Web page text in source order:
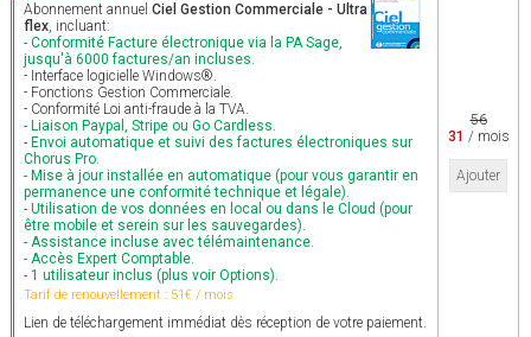
Abonnement annuel Ciel Gestion Commerciale - Ultra
flex, incluant:
- Conformité Facture électronique via la PA Sage,
jusqu'à 6000 factures/an incluses.
- Interface logicielle Windows®.
- Fonctions Gestion Commerciale.
- Conformité Loi anti-fraude à la TVA.
- Liaison Paypal, Stripe ou Go Cardless.
- Envoi automatique et suivi des factures électroniques sur
Chorus Pro.
- Mise à jour installée en automatique (pour vous garantir en
permanence une conformité technique et légale).
- Utilisation de vos données en local ou dans le Cloud (pour
être mobile et serein sur les sauvegardes).
- Assistance incluse avec télémaintenance.
- Accès Expert Comptable.
- 1 utilisateur inclus (plus voir Options).
Tarif de renouvellement : 51€ / mois
Lien de téléchargement immédiat dès réception de votre paiement.
56
31 / mois
Ajouter